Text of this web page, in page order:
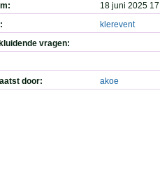
18 juni 2025
klerevent
vragen:
door: akoe